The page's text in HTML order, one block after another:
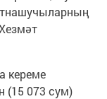
кереме
(15 073 сум)